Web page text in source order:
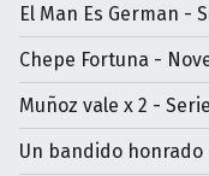
El Man Es German -
Chepe Fortuna -
Muñoz vale x 2 -
Un bandido honrado